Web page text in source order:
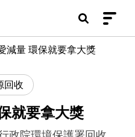
區
減量 環保就要拿大獎
回收
就要拿大獎